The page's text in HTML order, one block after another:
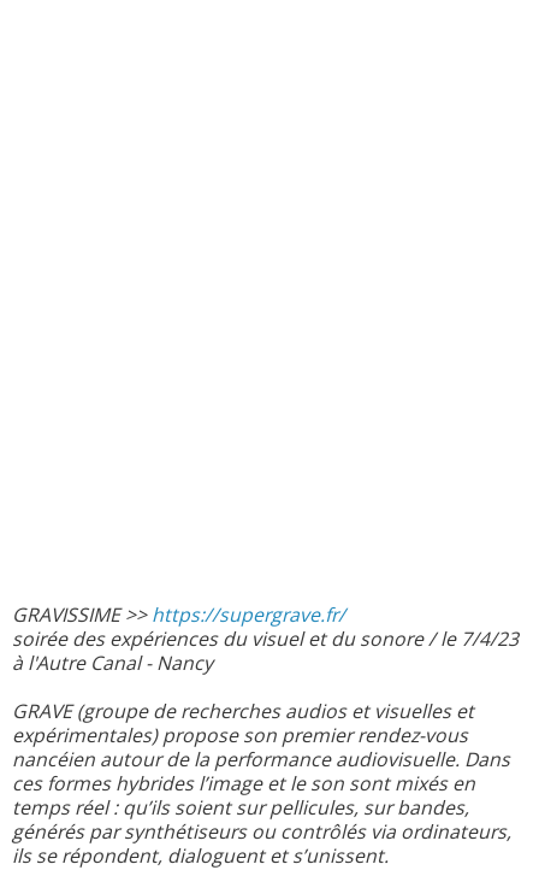
GRAVISSIME >>https://supergrave.fr/
soirée des expériences du visuel et du sonore / le 7/4/23
à l'Autre Canal - Nancy
GRAVE (groupe de recherches audios et visuelles et
expérimentales) propose son premier rendez-vous
nancéien autour de la performance audiovisuelle. Dans
ces formes hybrides l’image et le son sont mixés en
temps réel : qu’ils soient sur pellicules, sur bandes,
générés par synthétiseurs ou contrôlés via ordinateurs,
ils se répondent, dialoguent et s’unissent.